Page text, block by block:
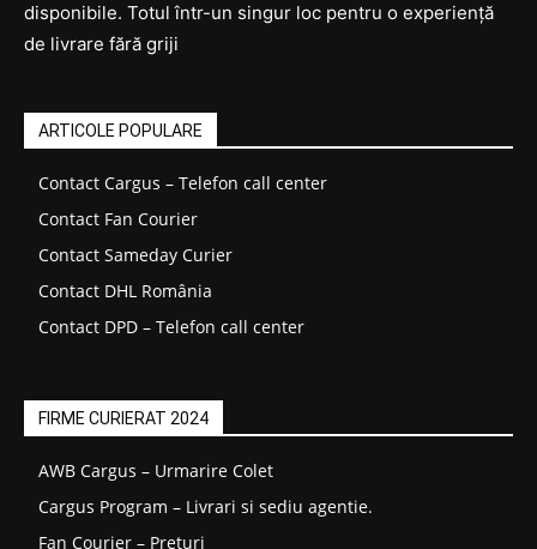
disponibile. Totul într-un singur loc pentru o experiență
de livrare fără griji
ARTICOLE POPULARE
Contact Cargus – Telefon call center
Contact Fan Courier
Contact Sameday Curier
Contact DHL România
Contact DPD – Telefon call center
FIRME CURIERAT 2024
AWB Cargus – Urmarire Colet
Cargus Program – Livrari si sediu agentie.
Fan Courier – Prețuri